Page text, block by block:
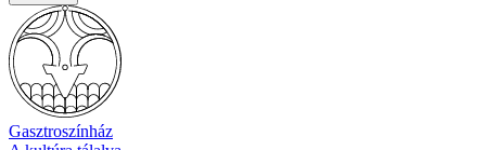
Gasztroszínház